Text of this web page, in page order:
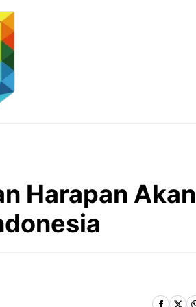
Harapan Akan